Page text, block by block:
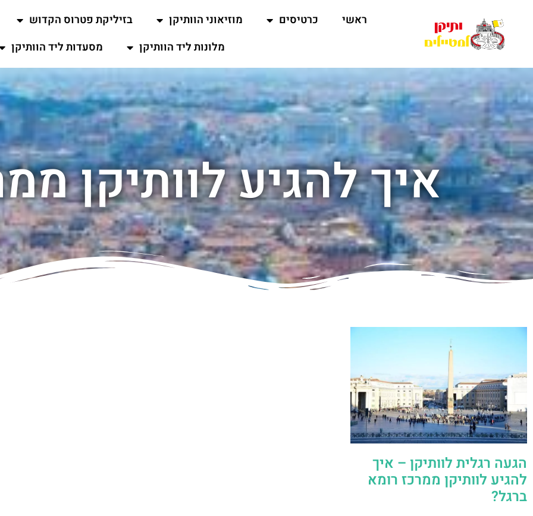
ראשי כרטיסים מוזיאוני הוותיקן
בזיליקת פטרוס הקדוש
מלונות ליד הוותיקן
מסעדות ליד הוותיקן
איך להגיע לוותיקן
הגעה רגלית לוותיקן – איך
להגיע לוותיקן ממרכז רומא
ברגל?